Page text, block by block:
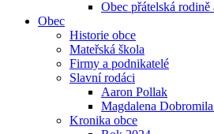
Obec přátelská rodině
Obec
Historie obce
Mateřská škola
Firmy a podnikatelé
Slavní rodáci
Aaron Pollak
Magdalena
Kronika obce